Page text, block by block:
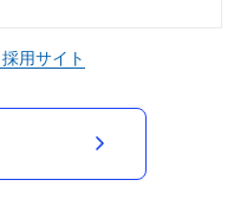
採用サイト